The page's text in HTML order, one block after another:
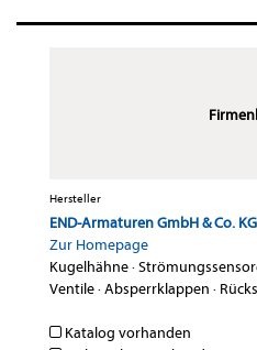
Hersteller
END-Armaturen GmbH & Co. KG
Zur Homepage
Kugelhähne·
Ventile·Absperrklappen ·
Katalog vorhanden